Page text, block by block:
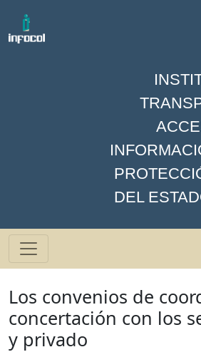
DEL
Los convenios de
concertación con los
y privado